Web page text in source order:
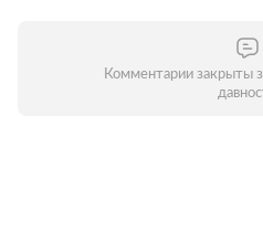
Комментарии закрыты